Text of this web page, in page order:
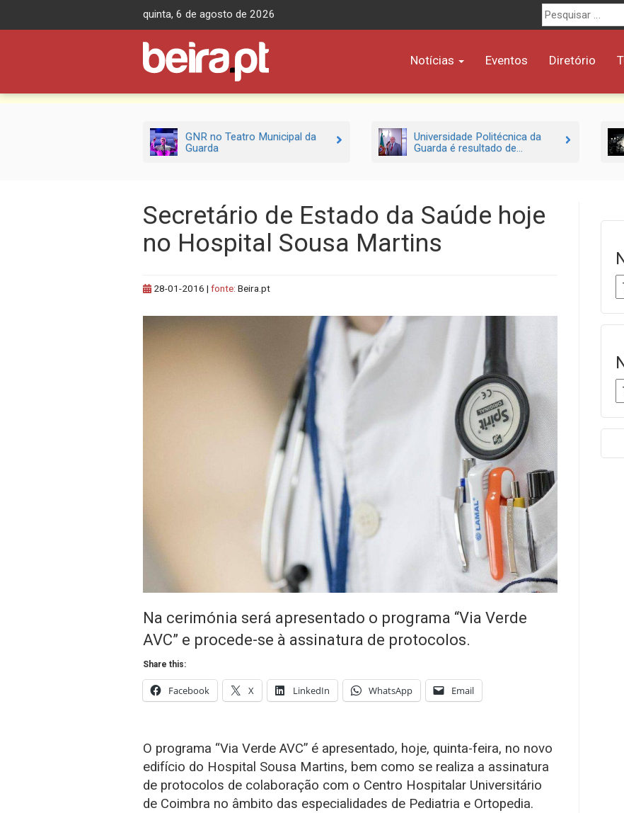
quinta, 6 de agosto de 2026
Procurar
por:
Notícias Eventos Diretório
GNR no Teatro Municipal da
Guarda
Universidade Politécnica da
Guarda é resultado de...
Secretário de Estado da Saúde hoje
no Hospital Sousa Martins
28-01-2016 | fonte: Beira.pt
Na cerimónia será apresentado o programa “Via Verde
AVC” e procede-se à assinatura de protocolos.
Share this:
Facebook X LinkedIn WhatsApp Email
O programa “Via Verde AVC” é apresentado, hoje, quinta-feira, no novo
edifício do Hospital Sousa Martins, bem como se realiza a assinatura
de protocolos de colaboração com o Centro Hospitalar Universitário
de Coimbra no âmbito das especialidades de Pediatria e Ortopedia.